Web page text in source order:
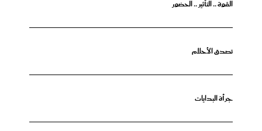
القوة .. التأثير .. الحضور
تصدق الأحلام
جرأة البدايات